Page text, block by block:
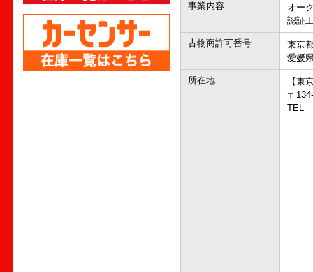
事業内容
オー
認証
古物商許可番号
東京
愛媛
所在地
【東
〒
TEL